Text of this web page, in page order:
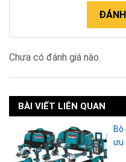
Chưa có đánh giá nào.
BÀI VIẾT LIÊN QUAN
Bộ
ưu